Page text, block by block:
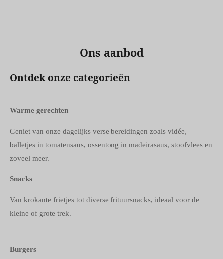
Ons aanbod
Ontdek onze categorieën
Warme gerechten
Geniet van onze dagelijks verse bereidingen zoals vidée,
balletjes in tomatensaus, ossentong in madeirasaus, stoofvlees en
zoveel meer.
Snacks
Van krokante frietjes tot diverse frituursnacks, ideaal voor de
kleine of grote trek.
Burgers